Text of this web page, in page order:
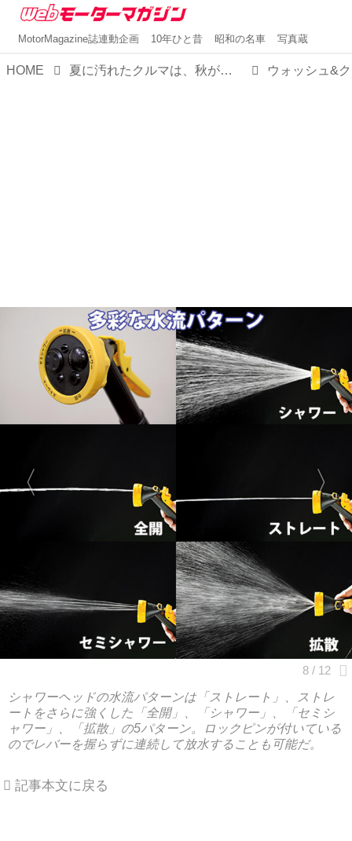
MotorMagazine誌連動企画 10年ひと昔 昭和の名車 写真蔵
HOME 夏に汚れたクルマは、秋が来る前に「ウォッシュ＆クリーン EX」でキレイにしておきたい！【MMスタイル コレクション】 ウォッシュ&
シャワーヘッドの水流パターンは「ストレート」、ストレ
ートをさらに強くした「全開」、「シャワー」、「セミシ
ャワー」、「拡散」の5パターン。ロックピンが付いている
のでレバーを握らずに連続して放水することも可能だ。
記事本文に戻る